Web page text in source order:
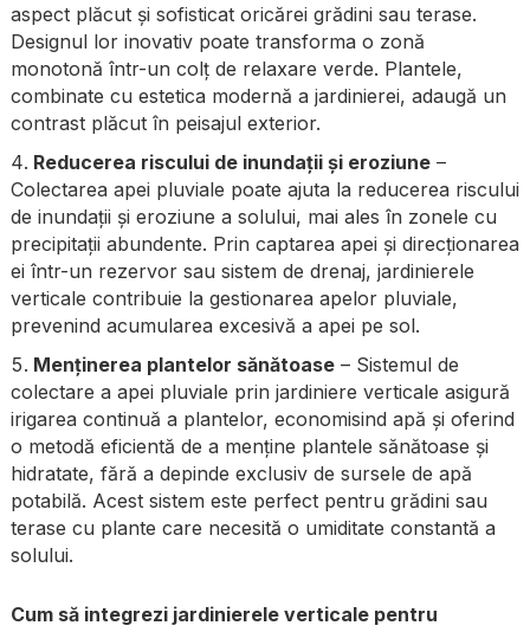
aspect plăcut și sofisticat oricărei grădini sau terase.
Designul lor inovativ poate transforma o zonă
monotonă într-un colț de relaxare verde. Plantele,
combinate cu estetica modernă a jardinierei, adaugă un
contrast plăcut în peisajul exterior.
Reducerea riscului de inundații și eroziune–
Colectarea apei pluviale poate ajuta la reducerea riscului
de inundații și eroziune a solului, mai ales în zonele cu
precipitații abundente. Prin captarea apei și direcționarea
ei într-un rezervor sau sistem de drenaj, jardinierele
verticale contribuie la gestionarea apelor pluviale,
prevenind acumularea excesivă a apei pe sol.
Menținerea plantelor sănătoase– Sistemul de
colectare a apei pluviale prin jardiniere verticale asigură
irigarea continuă a plantelor, economisind apă și oferind
o metodă eficientă de a menține plantele sănătoase și
hidratate, fără a depinde exclusiv de sursele de apă
potabilă. Acest sistem este perfect pentru grădini sau
terase cu plante care necesită o umiditate constantă a
solului.
Cum să integrezi jardinierele verticale pentru